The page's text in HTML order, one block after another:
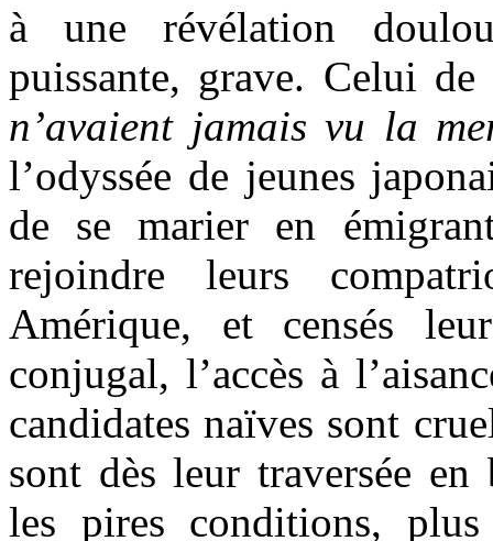
à une révélation
puissante, grave. Celui
n’avaient jamais vu la
l’odyssée de jeunes
de se marier en
rejoindre leurs
Amérique, et censés
conjugal, l’accès à
candidates naïves sont
sont dès leur traversée en
les pires conditions,